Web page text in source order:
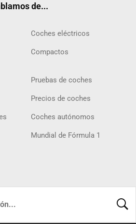
de...
Coches eléctricos
Compactos
Pruebas de coches
Precios de coches
Coches autónomos
Mundial de Fórmula 1